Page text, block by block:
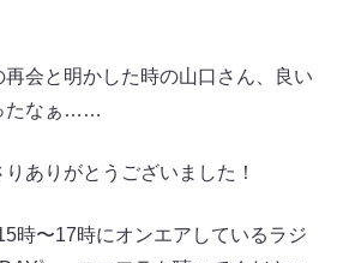
会と明かした時の山口さん、良い
たなぁ……
ありがとうございました！
時〜17時にオンエアしているラジ